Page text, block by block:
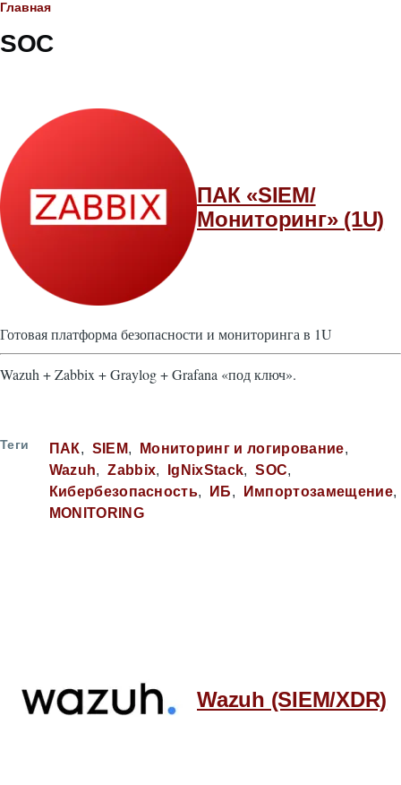
Строка
навигации
Главная
SOC
ПАК «SIEM/
Мониторинг» (1U)
Готовая платформа безопасности и мониторинга в 1U
Wazuh + Zabbix + Graylog + Grafana «под ключ».
Теги ПАК SIEM
Мониторинг и логирование
Wazuh
Zabbix IgNixStack
SOC
Кибербезопасность
ИБ
Импортозамещение
MONITORING
Wazuh (SIEM/XDR)